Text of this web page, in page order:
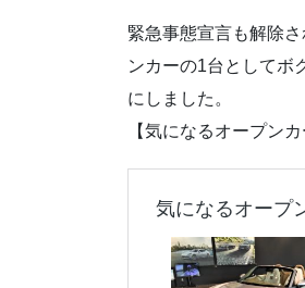
緊急事態宣言も解除
ンカーの1台としてボ
にしました。
【気になるオープン